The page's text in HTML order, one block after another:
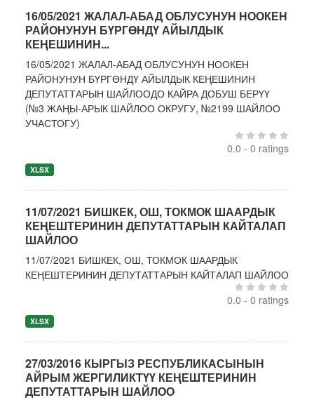
16/05/2021 ЖАЛАЛ-АБАД ОБЛУСУНУН НООКЕН
РАЙОНУНУН БҮРГӨНДҮ АЙЫЛДЫК
КЕҢЕШИНИН...
16/05/2021 ЖАЛАЛ-АБАД ОБЛУСУНУН НООКЕН
РАЙОНУНУН БҮРГӨНДҮ АЙЫЛДЫК КЕҢЕШИНИН
ДЕПУТАТТАРЫН ШАЙЛООДО КАЙРА ДОБУШ БЕРҮҮ
(№3 ЖАҢЫ-АРЫК ШАЙЛОО ОКРУГУ, №2199 ШАЙЛОО
УЧАСТОГУ)
0.0 - 0 ratings
XLSX
11/07/2021 БИШКЕК, ОШ, ТОКМОК ШААРДЫК
КЕҢЕШТЕРИНИН ДЕПУТАТТАРЫН КАЙТАЛАП
ШАЙЛОО
11/07/2021 БИШКЕК, ОШ, ТОКМОК ШААРДЫК
КЕҢЕШТЕРИНИН ДЕПУТАТТАРЫН КАЙТАЛАП ШАЙЛОО
0.0 - 0 ratings
XLSX
27/03/2016 КЫРГЫЗ РЕСПУБЛИКАСЫНЫН
АЙРЫМ ЖЕРГИЛИКТҮҮ КЕҢЕШТЕРИНИН
ДЕПУТАТТАРЫН ШАЙЛОО